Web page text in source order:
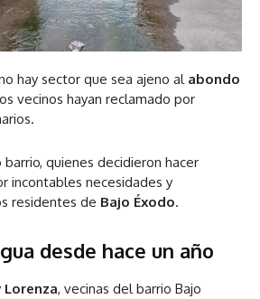
hay sector que sea ajeno al abondo
vecinos hayan reclamado por
quienes decidieron hacer
incontables necesidades y
residentes de Bajo Éxodo.
desde hace un año
Lorenza, vecinas del barrio Bajo